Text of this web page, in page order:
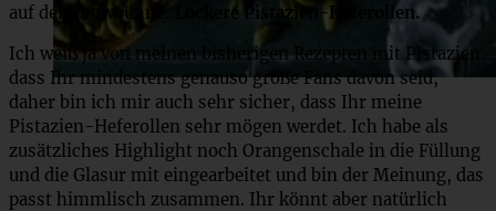
auf der Showbühne:
Lockere Pistazien-Heferollen.
Ich weiß ja von meinen bisherigen Rezepten mit Pistazien,
dass Ihr mindestens genauso große Fans davon seid,
daher bin ich mir auch sehr sicher, dass Ihr meine
Pistazien-Heferollen sehr mögen werdet. Ich habe als
zusätzliches Highlight noch Orangenschale in die Füllung
und die Glasur mit eingearbeitet und bin der Meinung, das
passt himmlisch zusammen. Ihr könnt aber natürlich